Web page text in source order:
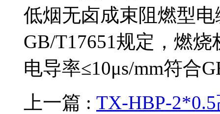
低烟无卤成束阻燃型
GB/T17651规定，燃
电导率≤10μs/mm符合
上一篇 : TX-HBP-